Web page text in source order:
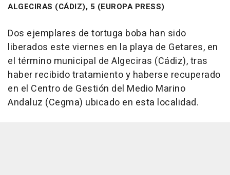
ALGECIRAS (CÁDIZ), 5 (EUROPA PRESS)
Dos ejemplares de tortuga boba han sido
liberados este viernes en la playa de Getares, en
el término municipal de Algeciras (Cádiz), tras
haber recibido tratamiento y haberse recuperado
en el Centro de Gestión del Medio Marino
Andaluz (Cegma) ubicado en esta localidad.